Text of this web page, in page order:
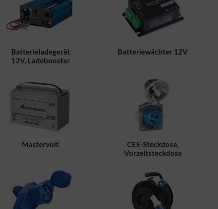
Batterieladegerät
12V, Ladebooster
Batteriewächter 12V
Mastervolt
CEE-Steckdose,
Vorzeltsteckdose